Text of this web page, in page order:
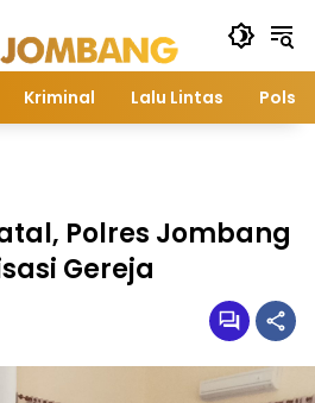
Kriminal Lalu Lintas
Polres Jombang
Gereja